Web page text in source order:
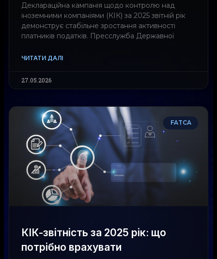
Деклараційна кампанія щодо контролю над
іноземними компаніями (КІК) за 2025 звітній рік
демонструє стабільне зростання активності
платників податків. Пресслужба Державної
ЧИТАТИ ДАЛІ
27.05.2026
FATCA
КІК-звітність за 2025 рік: що
потрібно врахувати